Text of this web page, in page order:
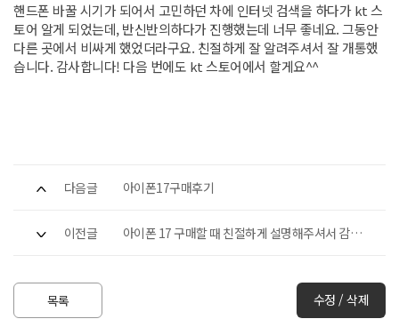
핸드폰 바꿀 시기가 되어서 고민하던 차에 인터넷 검색을 하다가 kt 스
토어 알게 되었는데, 반신반의하다가 진행했는데 너무 좋네요. 그동안
다른 곳에서 비싸게 했었더라구요. 친절하게 잘 알려주셔서 잘 개통했
습니다. 감사합니다! 다음 번에도 kt 스토어에서 할게요^^
다음글 아이폰17구매후기
이전글
아이폰 17 구매할 때 친절하게 설명해주셔서 감사
목록 수정 / 삭제